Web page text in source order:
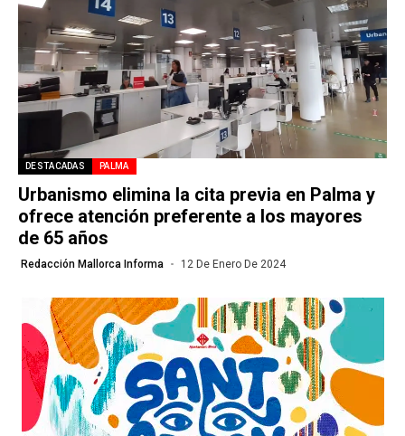
DESTACADAS PALMA
Urbanismo elimina la cita previa en Palma y
ofrece atención preferente a los mayores
de 65 años
Redacción Mallorca Informa 12 De Enero De 2024